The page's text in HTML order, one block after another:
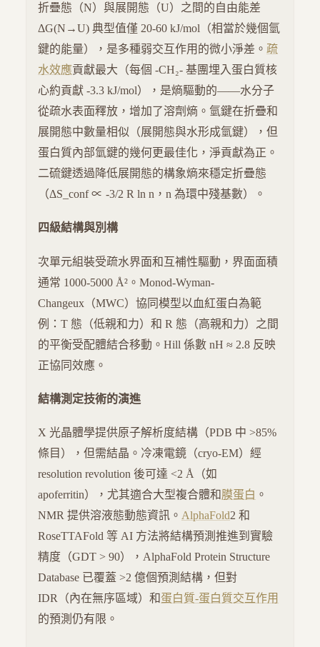
折疊態（N）與展開態（U）之間的自由能差
ΔG(N→U) 典型值僅 20-60 kJ/mol（相當於幾個氫
鍵的能量），是多種弱交互作用的微小淨差。 疏
水效應貢獻最大（每個 -CH₂- 基團埋入蛋白質核
心約貢獻 -3.3 kJ/mol），是熵驅動的——水分子
從疏水表面釋放，增加了溶劑熵。氫鍵在折疊和
展開態中數量相似（展開態與水形成氫鍵），但
蛋白質內部氫鍵的幾何更最佳化，淨貢獻為正。
二硫鍵透過降低展開態的構象熵來穩定折疊態
（ΔS_conf ∝ -3/2 R ln n，n 為環中殘基數）。
四級結構與別構
次單元組裝受疏水界面和互補性驅動，界面面積
通常 1000-5000 Å²。Monod-Wyman-
Changeux（MWC）協同模型以血紅蛋白為範
例：T 態（低親和力）和 R 態（高親和力）之間
的平衡受配體結合移動。Hill 係數 nH ≈ 2.8 反映
正協同效應。
結構測定技術的演進
X 光晶體學提供原子解析度結構（PDB 中 >85%
條目），但需結晶。冷凍電鏡（cryo-EM）經
resolution revolution 後可達 <2 Å（如
apoferritin），尤其適合大型複合體和膜蛋白 。
NMR 提供溶液態動態資訊。 AlphaFold2 和
RoseTTAFold 等 AI 方法將結構預測推進到實驗
精度（GDT > 90），AlphaFold Protein Structure
Database 已覆蓋 >2 億個預測結構，但對
IDR（內在無序區域）和蛋白質-蛋白質交互作用
的預測仍有限。